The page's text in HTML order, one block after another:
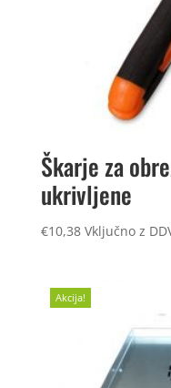
Škarje za
ukrivljene
€10,38 Vključno z
Akcija!